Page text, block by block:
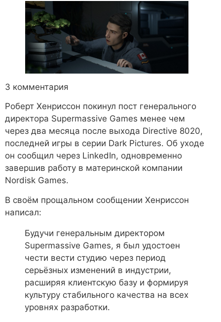
3 комментария
Роберт Хенриссон покинул пост генерального
директора Supermassive Games менее чем
через два месяца после выхода Directive 8020,
последней игры в серии Dark Pictures. Об уходе
он сообщил через LinkedIn, одновременно
завершив работу в материнской компании
Nordisk Games.
В своём прощальном сообщении Хенриссон
написал:
Будучи генеральным директором
Supermassive Games, я был удостоен
чести вести студию через период
серьёзных изменений в индустрии,
расширяя клиентскую базу и формируя
культуру стабильного качества на всех
уровнях разработки.